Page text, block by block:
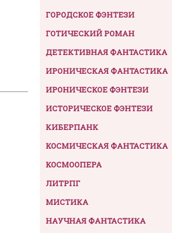
ГОРОДСКОЕ ФЭНТЕЗИ
ГОТИЧЕСКИЙ РОМАН
ДЕТЕКТИВНАЯ ФАНТАСТИКА
ИРОНИЧЕСКАЯ ФАНТАСТИКА
ИРОНИЧЕСКОЕ ФЭНТЕЗИ
ИСТОРИЧЕСКОЕ ФЭНТЕЗИ
КИБЕРПАНК
КОСМИЧЕСКАЯ ФАНТАСТИКА
КОСМООПЕРА
ЛИТРПГ
МИСТИКА
НАУЧНАЯ ФАНТАСТИКА